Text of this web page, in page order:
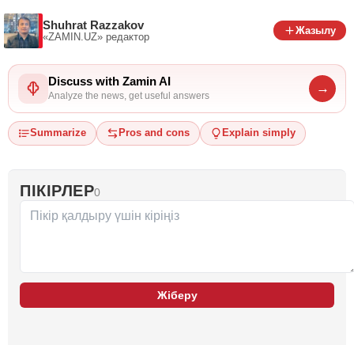
Shuhrat Razzakov
«ZAMIN.UZ» редактор
Жазылу
Discuss with Zamin AI
Analyze the news, get useful answers
→
Summarize Pros and cons Explain simply
ПІКІРЛЕР0
Жіберу